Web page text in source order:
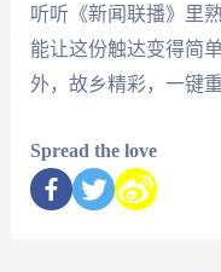
听听《新闻联播》里
能让这份触达变得简
外，故乡精彩，一键重
Spread the love